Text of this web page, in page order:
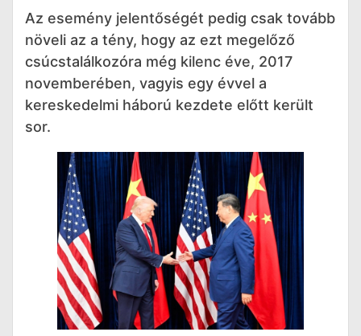
Az esemény jelentőségét pedig csak tovább
növeli az a tény, hogy az ezt megelőző
csúcstalálkozóra még kilenc éve, 2017
novemberében, vagyis egy évvel a
kereskedelmi háború kezdete előtt került
sor.